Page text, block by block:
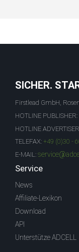
SICHER.
Firstlead GmbH,
HOTLINE PUBLISHER:
HOTLINE
TELEFAX: +49 (0)30 -
E-MAIL:
Service
News
Affiliate-Lexikon
Download
API
Unterstütze ADCELL